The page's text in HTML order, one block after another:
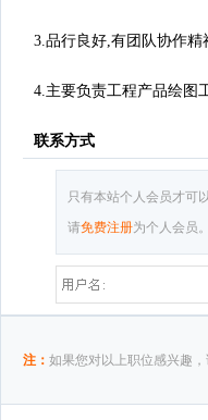
3.品行良好,有团队协作
4.主要负责工程产品绘图
联系方式
只有本站个人会员才可
请免费注册为个人会员
注： 如果您对以上职位感兴趣